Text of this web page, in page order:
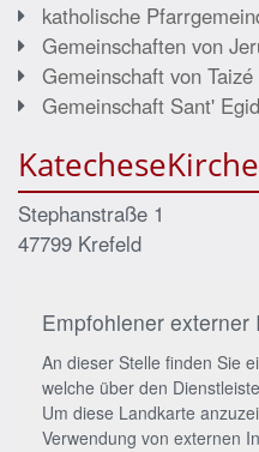
katholische
Gemeinschaften von
Gemeinschaft von Taizé
Gemeinschaft Sant'
Stephanstraße 1
47799 Krefeld
Empfohlener externer
An dieser Stelle finden Sie
welche über den
Um diese Landkarte
Verwendung von externen